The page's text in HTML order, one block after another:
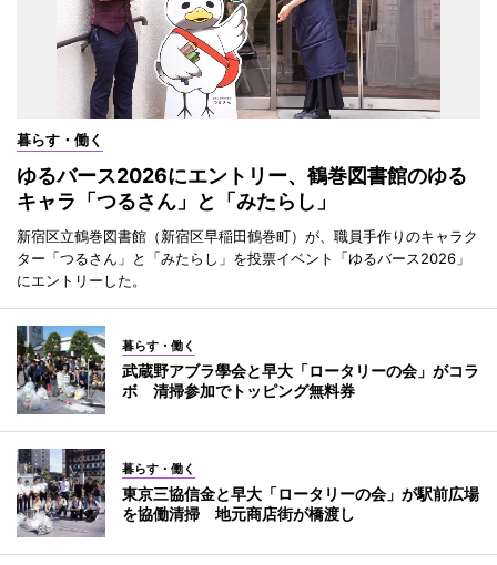
暮らす・働く
ゆるバース2026にエントリー、鶴巻図書館のゆる
キャラ「つるさん」と「みたらし」
新宿区立鶴巻図書館（新宿区早稲田鶴巻町）が、職員手作りのキャラク
ター「つるさん」と「みたらし」を投票イベント「ゆるバース2026」
にエントリーした。
暮らす・働く
武蔵野アブラ學会と早大「ロータリーの会」がコラ
ボ 清掃参加でトッピング無料券
暮らす・働く
東京三協信金と早大「ロータリーの会」が駅前広場
を協働清掃 地元商店街が橋渡し